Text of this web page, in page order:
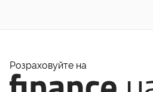
Розраховуйте на